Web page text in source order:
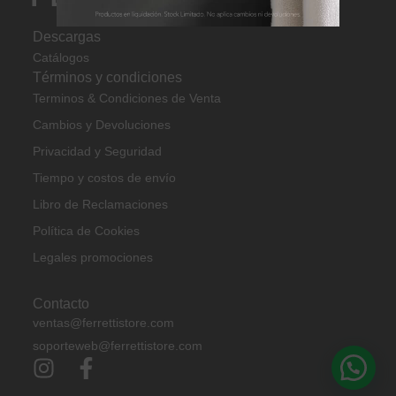
Descargas
Catálogos
Términos y condiciones
Terminos & Condiciones de Venta
Cambios y Devoluciones
Privacidad y Seguridad
Tiempo y costos de envío
Libro de Reclamaciones
Política de Cookies
Legales promociones
Contacto
ventas@ferrettistore.com
soporteweb@ferrettistore.com